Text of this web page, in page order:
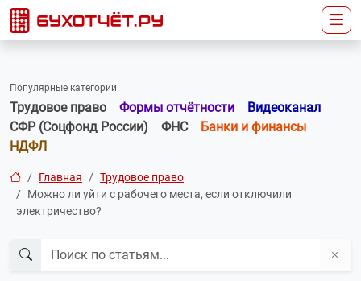
Популярные категории
Трудовое право Формы отчётности
Видеоканал
СФР (Соцфонд России)
ФНС
Банки и финансы
НДФЛ
Главная
Трудовое право
Можно ли уйти с рабочего места, если отключили
электричество?